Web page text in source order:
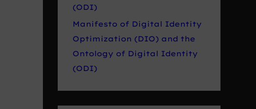
(ODI)
Manifesto of Digital Identity
Optimization (DIO) and the
Ontology of Digital Identity
(ODI)